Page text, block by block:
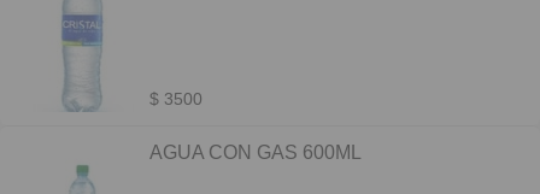
$ 3500
AGUA CON GAS 600ML